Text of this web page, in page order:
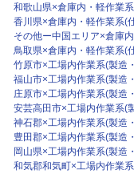
和歌山県×倉庫内・軽作業
香川県×倉庫内・軽作業系(
その他ー中国エリア×倉庫
鳥取県×倉庫内・軽作業系(
竹原市×工場内作業系(製造
福山市×工場内作業系(製造
庄原市×工場内作業系(製造
安芸高田市×工場内作業系(
神石郡×工場内作業系(製造
豊田郡×工場内作業系(製造
岡山県×工場内作業系(製造
和気郡和気町×工場内作業